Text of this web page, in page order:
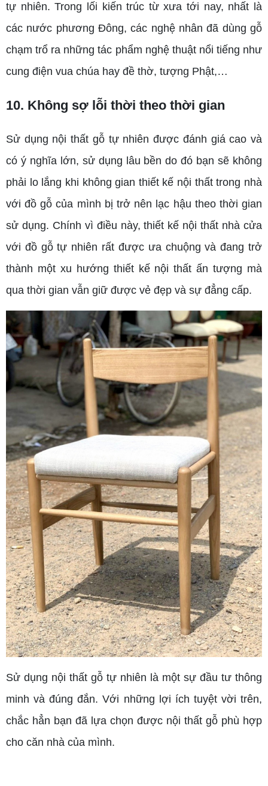
tự nhiên. Trong lối kiến trúc từ xưa tới nay, nhất là
các nước phương Đông, các nghệ nhân đã dùng gỗ
chạm trổ ra những tác phẩm nghệ thuật nổi tiếng như
cung điện vua chúa hay đề thờ, tượng Phật,…
10. Không sợ lỗi thời theo thời gian
Sử dụng nội thất gỗ tự nhiên được đánh giá cao và
có ý nghĩa lớn, sử dụng lâu bền do đó bạn sẽ không
phải lo lắng khi không gian thiết kế nội thất trong nhà
với đồ gỗ của mình bị trở nên lạc hậu theo thời gian
sử dụng. Chính vì điều này, thiết kế nội thất nhà cửa
với đồ gỗ tự nhiên rất được ưa chuộng và đang trở
thành một xu hướng thiết kế nội thất ấn tượng mà
qua thời gian vẫn giữ được vẻ đẹp và sự đẳng cấp.
Sử dụng nội thất gỗ tự nhiên là một sự đầu tư thông
minh và đúng đắn. Với những lợi ích tuyệt vời trên,
chắc hẳn bạn đã lựa chọn được nội thất gỗ phù hợp
cho căn nhà của mình.